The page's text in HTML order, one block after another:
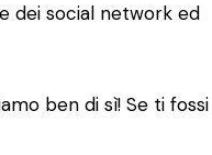
dei social network ed
ben di sì! Se ti fossi